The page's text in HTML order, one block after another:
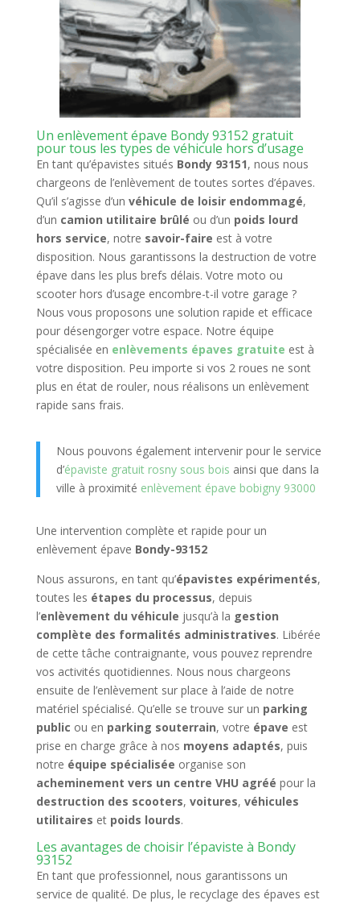
Un enlèvement épave Bondy 93152 gratuit
pour tous les types de véhicule hors d’usage
En tant qu’épavistes situés Bondy 93151, nous nous
chargeons de l’enlèvement de toutes sortes d’épaves.
Qu’il s’agisse d’un véhicule de loisir endommagé,
d’un camion utilitaire brûlé ou d’un poids lourd
hors service, notre savoir-faire est à votre
disposition. Nous garantissons la destruction de votre
épave dans les plus brefs délais. Votre moto ou
scooter hors d’usage encombre-t-il votre garage ?
Nous vous proposons une solution rapide et efficace
pour désengorger votre espace. Notre équipe
spécialisée en enlèvements épaves gratuite est à
votre disposition. Peu importe si vos 2 roues ne sont
plus en état de rouler, nous réalisons un enlèvement
rapide sans frais.
Nous pouvons également intervenir pour le service
d’épaviste gratuit rosny sous bois ainsi que dans la
ville à proximité enlèvement épave bobigny 93000
Une intervention complète et rapide pour un
enlèvement épave Bondy-93152
Nous assurons, en tant qu’épavistes expérimentés,
toutes les étapes du processus, depuis
l’enlèvement du véhicule jusqu’à la gestion
complète des formalités administratives. Libérée
de cette tâche contraignante, vous pouvez reprendre
vos activités quotidiennes. Nous nous chargeons
ensuite de l’enlèvement sur place à l’aide de notre
matériel spécialisé. Qu’elle se trouve sur un parking
public ou en parking souterrain, votre épave est
prise en charge grâce à nos moyens adaptés, puis
notre équipe spécialisée organise son
acheminement vers un centre VHU agréé pour la
destruction des scooters, voitures, véhicules
utilitaires et poids lourds.
Les avantages de choisir l’épaviste à Bondy
93152
En tant que professionnel, nous garantissons un
service de qualité. De plus, le recyclage des épaves est